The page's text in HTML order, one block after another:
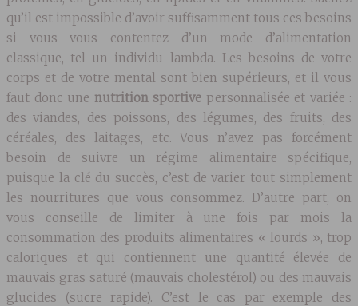
qu’il est impossible d’avoir suffisamment tous ces besoins
si vous vous contentez d’un mode d’alimentation
classique, tel un individu lambda. Les besoins de votre
corps et de votre mental sont bien supérieurs, et il vous
faut donc une nutrition sportive personnalisée et variée :
des viandes, des poissons, des légumes, des fruits, des
céréales, des laitages, etc. Vous n’avez pas forcément
besoin de suivre un régime alimentaire spécifique,
puisque la clé du succès, c’est de varier tout simplement
les nourritures que vous consommez. D’autre part, on
vous conseille de limiter à une fois par mois la
consommation des produits alimentaires « lourds », trop
caloriques et qui contiennent une quantité élevée de
mauvais gras saturé (mauvais cholestérol) ou des mauvais
glucides (sucre rapide). C’est le cas par exemple des